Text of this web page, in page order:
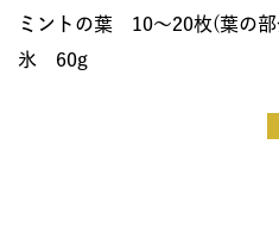
ミントの葉 10〜20枚(葉の
氷 60g